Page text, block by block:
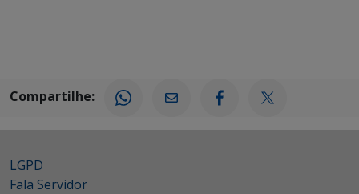
Compartilhe:
LGPD
Fala Servidor